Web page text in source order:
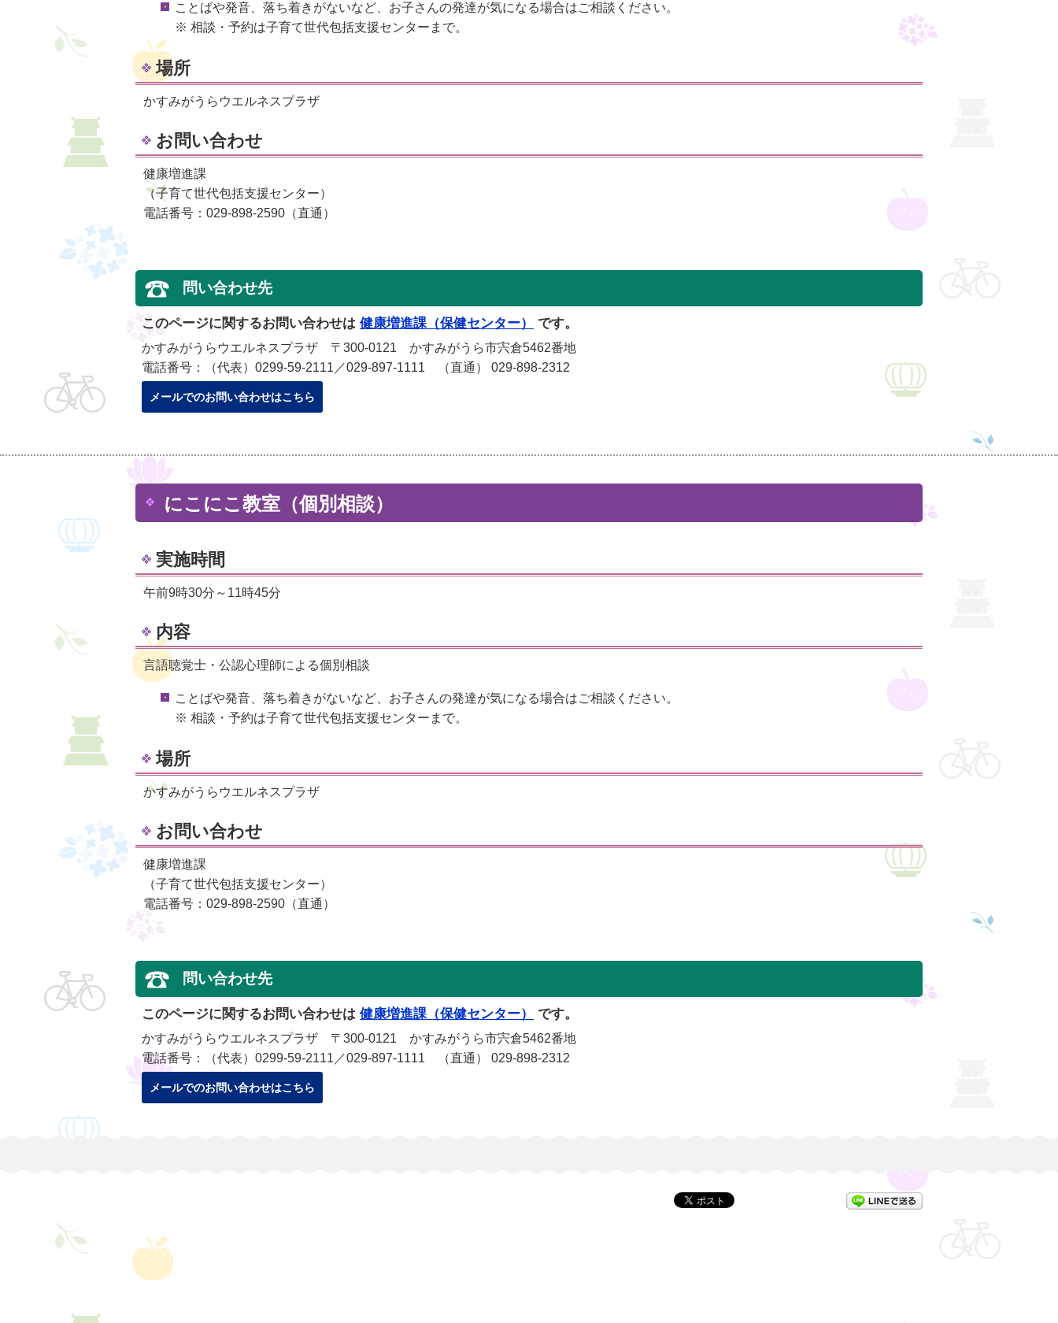
ことばや発音、落ち着きがないなど、お子さんの発達が気になる場合はご相談ください。
※ 相談・予約は子育て世代包括支援センターまで。
場所
かすみがうらウエルネスプラザ
お問い合わせ
健康増進課
（子育て世代包括支援センター）
電話番号：029-898-2590（直通）
問い合わせ先
このページに関するお問い合わせは 健康増進課（保健センター） です。
かすみがうらウエルネスプラザ 〒300-0121 かすみがうら市宍倉5462番地
電話番号：（代表）0299-59-2111／029-897-1111 （直通） 029-898-2312
メールでのお問い合わせはこちら
にこにこ教室（個別相談）
実施時間
午前9時30分～11時45分
内容
言語聴覚士・公認心理師による個別相談
ことばや発音、落ち着きがないなど、お子さんの発達が気になる場合はご相談ください。
※ 相談・予約は子育て世代包括支援センターまで。
場所
かすみがうらウエルネスプラザ
お問い合わせ
健康増進課
（子育て世代包括支援センター）
電話番号：029-898-2590（直通）
問い合わせ先
このページに関するお問い合わせは 健康増進課（保健センター） です。
かすみがうらウエルネスプラザ 〒300-0121 かすみがうら市宍倉5462番地
電話番号：（代表）0299-59-2111／029-897-1111 （直通） 029-898-2312
メールでのお問い合わせはこちら